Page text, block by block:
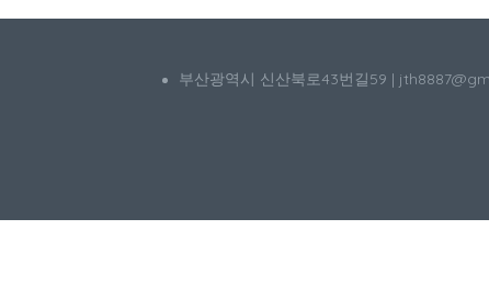
부산광역시 신산북로43번길59 |